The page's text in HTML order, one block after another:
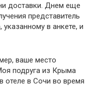
доставки. Днем еще
представитель
в анкете, и
ваше место
подруга из Крыма
отеле в Сочи во время